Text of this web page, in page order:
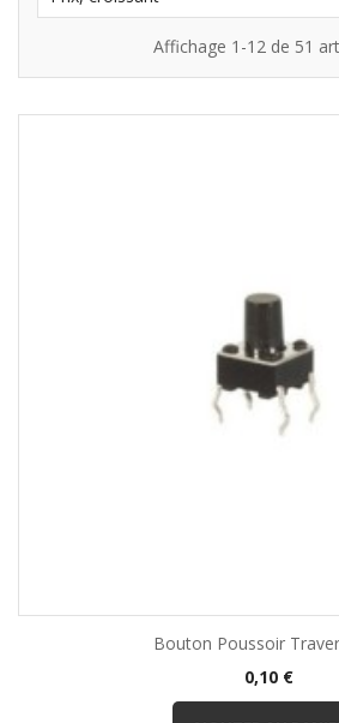
Affichage 1-12 de 51
Bouton Poussoir
Prix
0,10 €